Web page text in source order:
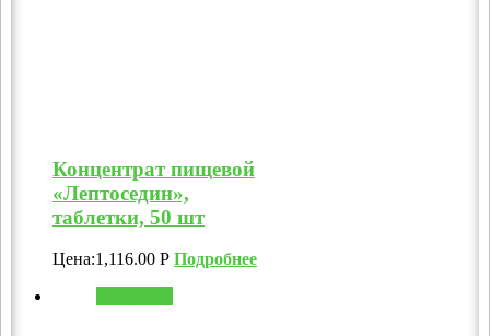
Концентрат пищевой
«Лептоседин»,
таблетки, 50 шт
Цена:1,116.00 Р Подробнее